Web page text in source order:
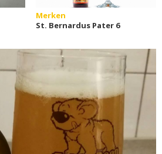
Merken
St. Bernardus Pater 6